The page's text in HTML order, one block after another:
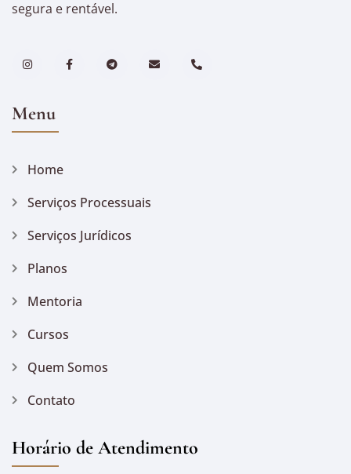
segura e rentável.
Menu
Home
Serviços Processuais
Serviços Jurídicos
Planos
Mentoria
Cursos
Quem Somos
Contato
Horário de Atendimento